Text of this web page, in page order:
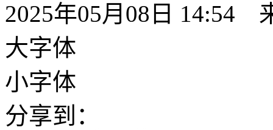
2025年05月08日 14:54
大字体
小字体
分享到：